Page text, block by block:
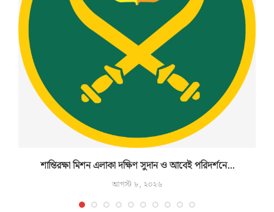
শান্তিরক্ষা মিশন এলাকা দক্ষিণ সুদান ও আবেই পরিদর্শনে...
আগস্ট ৮, ২০২৬